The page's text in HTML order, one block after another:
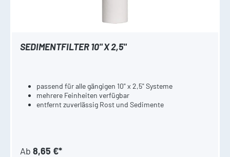
SEDIMENTFILTER 10" X 2,5"
passend für alle gängigen 10" x 2,5" Systeme
mehrere Feinheiten verfügbar
entfernt zuverlässig Rost und Sedimente
Ab 8,65 €*